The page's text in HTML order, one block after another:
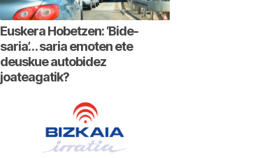
Euskera Hobetzen: ‘Bide-
saria’… saria emoten ete
deuskue autobidez
joateagatik?